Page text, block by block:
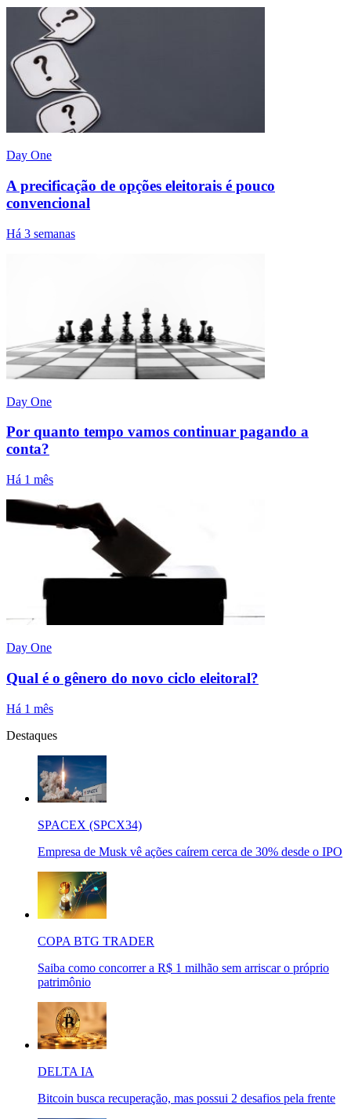
Day One
A precificação de opções eleitorais é pouco
convencional
Há 3 semanas
Day One
Por quanto tempo vamos continuar pagando a
conta?
Há 1 mês
Day One
Qual é o gênero do novo ciclo eleitoral?
Há 1 mês
Destaques
SPACEX (SPCX34)
Empresa de Musk vê ações caírem cerca de 30% desde o IPO
COPA BTG TRADER
Saiba como concorrer a R$ 1 milhão sem arriscar o próprio
patrimônio
DELTA IA
Bitcoin busca recuperação, mas possui 2 desafios pela frente